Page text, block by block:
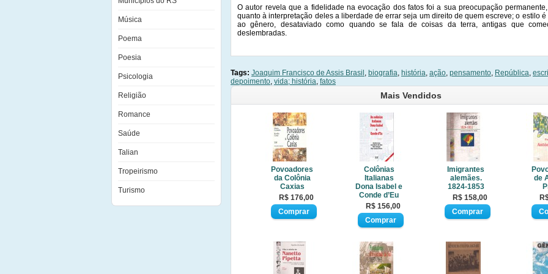
Música
Poema
Poesia
Psicologia
Religião
Romance
Saúde
Talian
Tropeirismo
Turismo
O autor revela que a fidelidade na evocação dos fatos foi a sua preocupação
quanto à interpretação deles a liberdade de errar seja um direito de quem escreve; o estilo
ao gênero, desataviado como quando se fala de coisas da terra, antigas que
deslembradas.
Tags: Joaquim Francisco de Assis Brasil , biografia, história, ação, pensamento, República,
depoimento, vida; história, fatos
Mais Vendidos
Povoadores
da Colônia
Caxias
R$ 176,00
Colônias
Italianas
Dona Isabel e
Conde d’Eu
R$ 156,00
Imigrantes
alemães.
1824-1853
R$ 158,00
de